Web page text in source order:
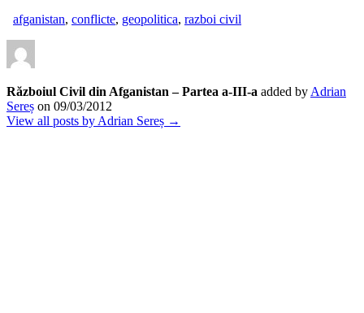
afganistan, conflicte, geopolitica, razboi civil
Războiul Civil din Afganistan – Partea a-III-a added by Adrian
Sereș on 09/03/2012
View all posts by Adrian Sereș →